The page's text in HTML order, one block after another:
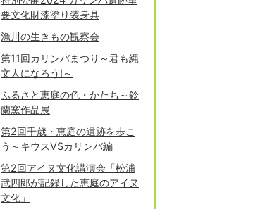
要文化財漆塗り装身具
漁川の生きもの観察会
第11回カリンバまつり～君も縄
文人になろう!～
ふるさと恵庭の色・かたち～鈴
蘭窯作品展
第2回千歳・恵庭の遺跡を歩こ
う～キウスVSカリンバ編
第2回アイヌ文化講演会「松浦
武四郎が記録した恵庭のアイヌ
文化」